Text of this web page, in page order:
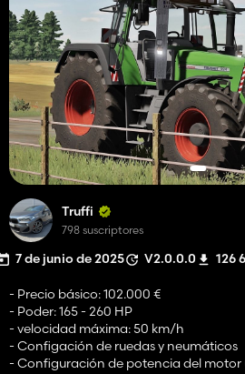
Truffi
798 suscriptores
7 de junio de 2025 V2.0.0.0 126
- Precio básico: 102.000 €
- Poder: 165 - 260 HP
- velocidad máxima: 50 km/h
- Configación de ruedas y neumáticos
- Configuración de potencia del motor